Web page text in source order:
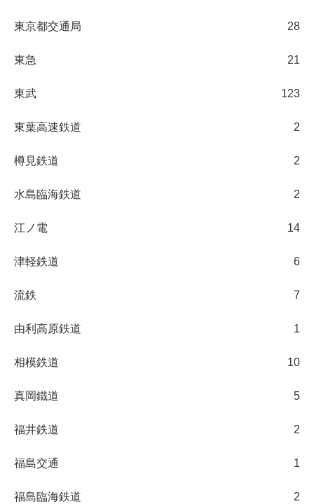
東京都交通局 28
東急 21
東武 123
東葉高速鉄道 2
樽見鉄道 2
水島臨海鉄道 2
江ノ電 14
津軽鉄道 6
流鉄 7
由利高原鉄道 1
相模鉄道 10
真岡鐵道 5
福井鉄道 2
福島交通 1
福島臨海鉄道 2